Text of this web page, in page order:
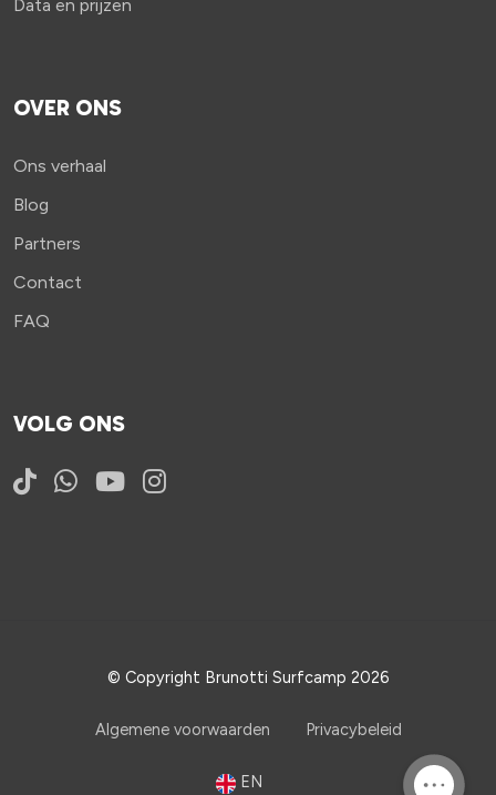
Data en prijzen
OVER ONS
Ons verhaal
Blog
Partners
Contact
FAQ
VOLG ONS
© Copyright Brunotti Surfcamp 2026
Algemene voorwaarden Privacybeleid
EN